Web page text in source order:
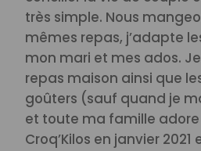
très simple. Nous
mêmes repas, j’adapte
mon mari et mes ados.
repas maison ainsi que
goûters (sauf quand je
et toute ma famille adore
Croq’Kilos en janvier 2021